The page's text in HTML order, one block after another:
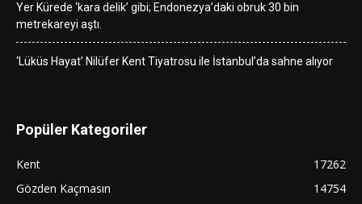
Yer Kürede ‘kara delik’ gibi; Endonezya’daki obruk 30 bin
metrekareyi aştı.
‘Lüküs Hayat’ Nilüfer Kent Tiyatrosu ile İstanbul’da sahne alıyor
Popüler Kategoriler
Kent
17262
Gözden Kaçmasın
14754